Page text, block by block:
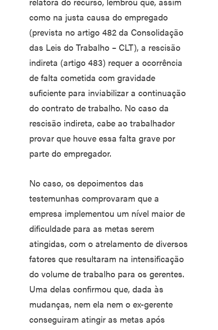
como na justa causa do empregado
(prevista no artigo 482 da Consolidação
das Leis do Trabalho – CLT), a rescisão
indireta (artigo 483) requer a ocorrência
de falta cometida com gravidade
suficiente para inviabilizar a continuação
do contrato de trabalho. No caso da
rescisão indireta, cabe ao trabalhador
provar que houve essa falta grave por
parte do empregador.
No caso, os depoimentos das
testemunhas comprovaram que a
empresa implementou um nível maior de
dificuldade para as metas serem
atingidas, com o atrelamento de diversos
fatores que resultaram na intensificação
do volume de trabalho para os gerentes.
Uma delas confirmou que, dada às
mudanças, nem ela nem o ex-gerente
conseguiram atingir as metas após